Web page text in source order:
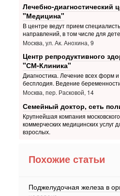
Лечебно-диагностический
"Медицина"
В центре ведут прием
направлений, в том числе для
Москва, ул. Ак. Анохина, 9
Центр репродуктивного
"СМ-Клиника"
Диагностика. Лечение всех форм
бесплодия. Ведение
Москва, пер. Расковой, 14
Семейный доктор, сеть
Крупнейшая компания
коммерческих медицинских услуг
взрослых.
Похожие статьи
Поджелудочная железа в